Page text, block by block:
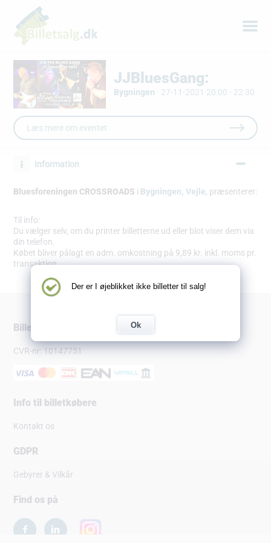
JJBluesGang:
Bygningen · 27-11-2021 20:00 - 22:30
Læs mere om eventet
Information
Bluesforeningen CROSSROADS i Bygningen, Vejle, præsenterer:
Til info:
Du vælger selv, om du printer billetterne ud eller blot viser dem via
din telefon.
Købet bliver pålagt en adm. omkostning på 9,89 kr. inkl. moms pr.
transaktion.
Der er I øjeblikket ikke billetter til salg!
Ok
Billetsalg.dk
CVR-nr: 10147751
Info til billetkøbere
Kontakt os
GDPR
Gebyrer & Vilkår
Find os på